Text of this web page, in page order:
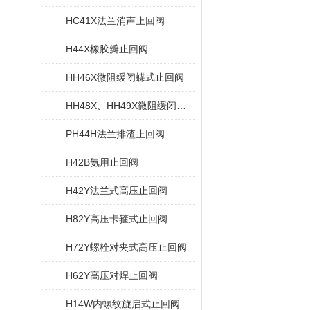
HC41X法兰消声止回阀
H44X橡胶瓣止回阀
HH46X微阻缓闭蝶式止回阀
PH44H法兰排渣止回阀
H42B氨用止回阀
H42Y法兰式高压止回阀
H82Y高压卡箍式止回阀
H72Y螺栓对夹式高压止回阀
H62Y高压对焊止回阀
H14W内螺纹旋启式止回阀